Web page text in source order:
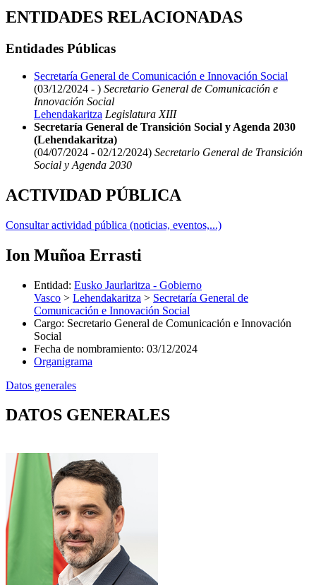
ENTIDADES RELACIONADAS
Entidades Públicas
Secretaría General de Comunicación e Innovación Social
(03/12/2024 - ) Secretario General de Comunicación e
Innovación Social
Lehendakaritza Legislatura XIII
Secretaría General de Transición Social y Agenda 2030
(Lehendakaritza)
(04/07/2024 - 02/12/2024) Secretario General de Transición
Social y Agenda 2030
ACTIVIDAD PÚBLICA
Consultar actividad pública (noticias, eventos,...)
Ion Muñoa Errasti
Entidad: Eusko Jaurlaritza - Gobierno
Vasco > Lehendakaritza > Secretaría General de
Comunicación e Innovación Social
Cargo: Secretario General de Comunicación e Innovación
Social
Fecha de nombramiento: 03/12/2024
Organigrama
Datos generales
DATOS GENERALES